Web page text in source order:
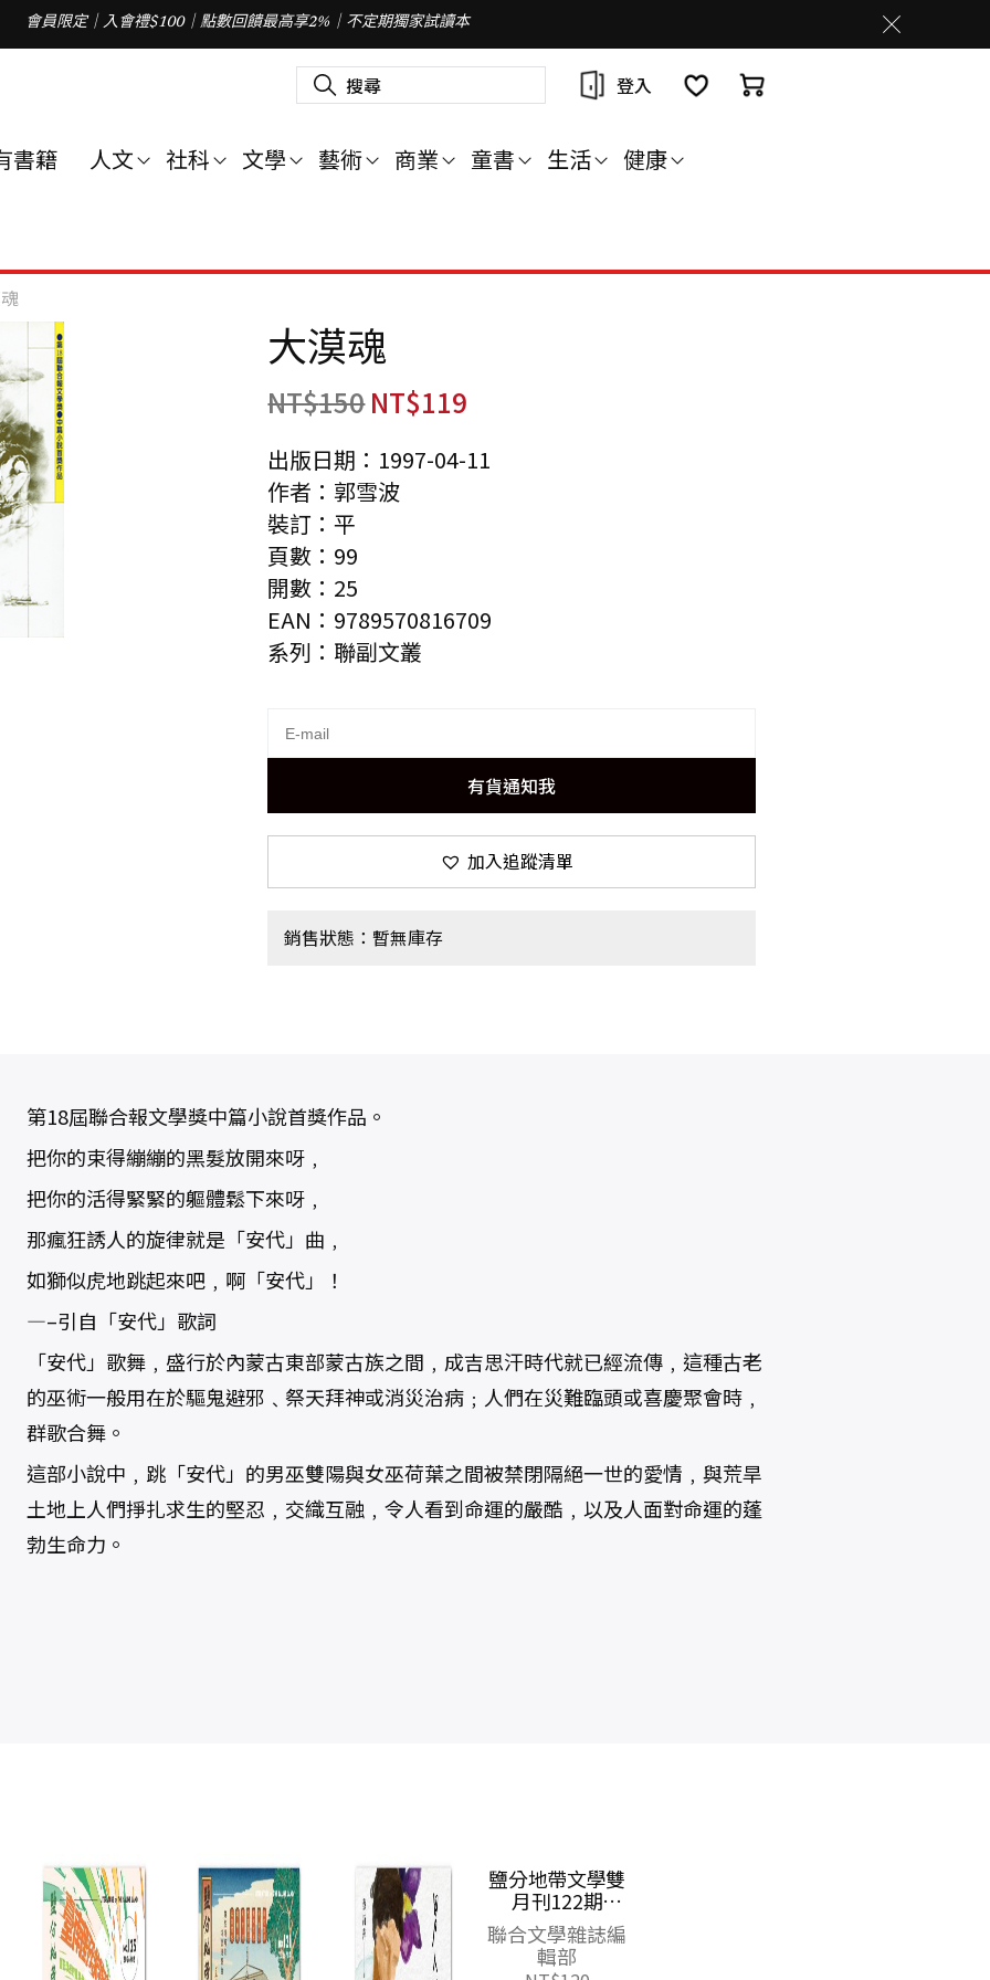
會員限定｜入會禮$100｜點數回饋最高享2%｜不定期獨家試讀本
搜
尋
字
登入
書籍 人文 社科 文學 藝術 商業 童書 生活 健康
大漠魂
NT$150NT$119
出版日期：1997-04-11
作者：郭雪波
裝訂：平
頁數：99
開數：25
EAN：9789570816709
系列：聯副文叢
有貨通知我
加入追蹤清單
銷售狀態：暫無庫存
第18屆聯合報文學獎中篇小說首獎作品。
把你的束得繃繃的黑髮放開來呀﹐
把你的活得緊緊的軀體鬆下來呀﹐
那瘋狂誘人的旋律就是「安代」曲﹐
如獅似虎地跳起來吧﹐啊「安代」！
—–引自「安代」歌詞
「安代」歌舞﹐盛行於內蒙古東部蒙古族之間﹐成吉思汗時代就已經流傳﹐這種古老
的巫術一般用在於驅鬼避邪﹑祭天拜神或消災治病﹔人們在災難臨頭或喜慶聚會時﹐
群歌合舞。
這部小說中﹐跳「安代」的男巫雙陽與女巫荷葉之間被禁閉隔絕一世的愛情﹐與荒旱
土地上人們掙扎求生的堅忍﹐交織互融﹐令人看到命運的嚴酷﹐以及人面對命運的蓬
勃生命力。